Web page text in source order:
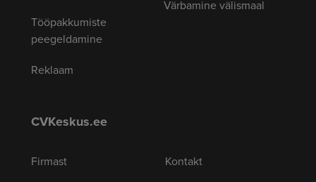
Tööpakkumiste
peegeldamine
Reklaam
Värbamine välismaal
CVKeskus.ee
Firmast
Kontakt